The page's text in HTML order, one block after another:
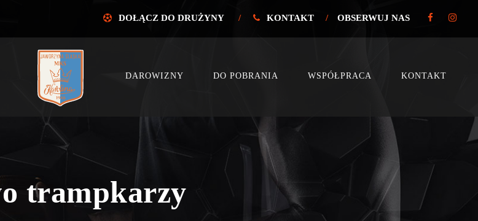
DOŁĄCZ DO DRUŻYNY / KONTAKT / OBSERWUJ NAS
DAROWIZNY DO POBRANIA WSPÓŁPRACA KONTAKT
trampkarzy